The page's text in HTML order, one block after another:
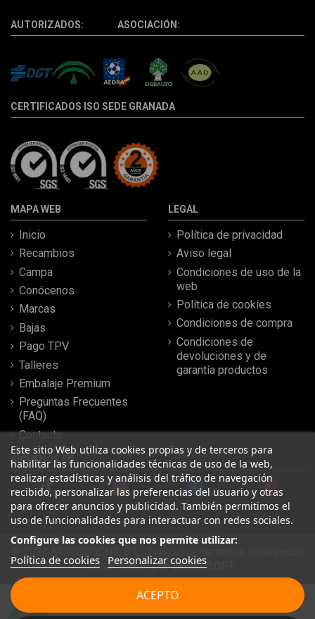
Leer más reseñas
AUTORIZADOS: ASOCIACIÓN:
CERTIFICADOS ISO SEDE GRANADA
MAPA WEB
Inicio
Recambios
Campa
Conócenos
Marcas
Bajas
Pago TPV
Talleres
Embalaje Premium
Preguntas Frecuentes
(FAQ)
Contacto
LEGAL
Política de privacidad
Aviso legal
Condiciones de uso de la
web
Política de cookies
Condiciones de compra
Condiciones de
devoluciones y de
garantía productos
Este sitio Web utiliza cookies propias y de terceros para
habilitar las funcionalidades técnicas de uso de la web,
realizar estadísticas y análisis del tráfico de navegación
recibido, personalizar las preferencias del usuario y otras
para ofrecer anuncios y publicidad. También permitimos el
uso de funcionalidades para interactuar con redes sociales.
Configure las cookies que nos permite utilizar:
Política de cookies Personalizar cookies
ACEPTO
SÍGUENOS EN
| Desarrollado porSeintoSOFT